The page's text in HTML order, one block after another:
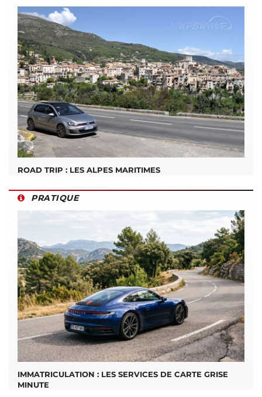
ROAD TRIP : LES ALPES MARITIMES
PRATIQUE
IMMATRICULATION : LES SERVICES DE CARTE GRISE
MINUTE